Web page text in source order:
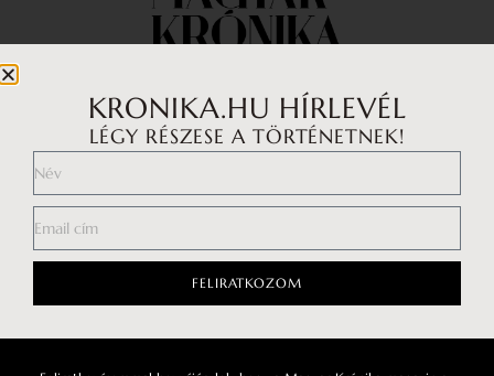
Impresszum
Általános Szerződési Feltételek
Adatkezelési tájékoztató
KRONIKA.HU HÍRLEVÉL
LÉGY RÉSZESE A TÖRTÉNETNEK!
FELIRATKOZOM